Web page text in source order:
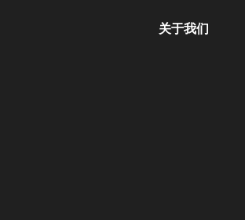
关于我们